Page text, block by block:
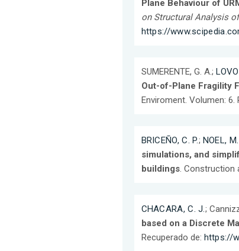
Plane Behaviour of
on Structural Analysis
https://
SUMERENTE, G. A.;
Out-of-Plane Fragility
Enviroment. Volumen: 6.
BRICEÑO, C. P.; NOEL,
simulations, and
buildings. Construction
CHACARA, C. J.;
based on a Discrete
Recuperado de: https://